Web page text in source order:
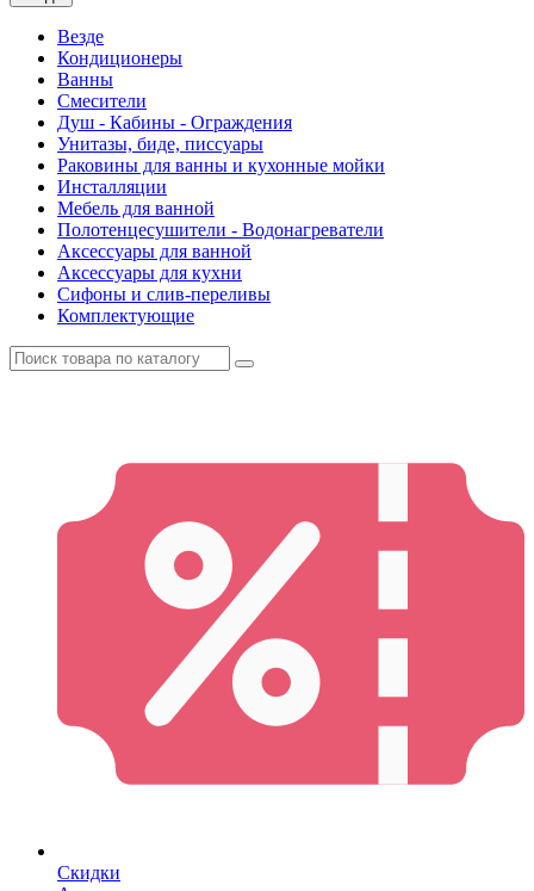
Везде
Кондиционеры
Ванны
Смесители
Душ - Кабины - Ограждения
Унитазы, биде, писсуары
Раковины для ванны и кухонные мойки
Инсталляции
Мебель для ванной
Полотенцесушители - Водонагреватели
Аксессуары для ванной
Аксессуары для кухни
Сифоны и слив-переливы
Комплектующие
Скидки